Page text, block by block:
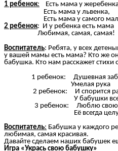
1 ребенок: Есть мама у
Есть мама у львенка,
Есть мама у самого
2 ребенок: И у ребенка есть мама
Любимая, самая, самая!
Воспитатель: Ребята, у всех
у вашей мамы есть мама? Кто же
бабушка. Кто нам расскажет стихи
1 ребенок: Душевная
Умелая рука
2 ребенок: И спорится
У бабушки
3 ребенок: Люблю свою
Её всегда
Воспитатель: Бабушка у каждого
любимая, самая красивая.
Давайте сделаем наших бабушек
Игра «Укрась свою бабушку»